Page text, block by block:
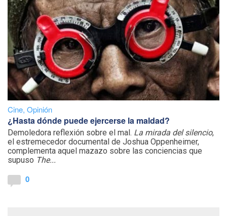
Cine, Opinión
¿Hasta dónde puede ejercerse la maldad?
Demoledora reflexión sobre el mal. La mirada del silencio,
el estremecedor documental de Joshua Oppenheimer,
complementa aquel mazazo sobre las conciencias que
supuso The...
0